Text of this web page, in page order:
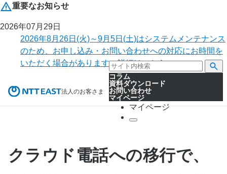
重要なお知らせ
2026年07月29日
2026年8月26日(火)～9月5日(土)はシステムメンテナンス
のため、お申し込み・お問い合わせへの対応にお時間を
いただく場合があります。詳細はこちら。
法人のお客さま
コラム
資料ダウンロード
お問い合わせ
マイページ
マイページ
クラウド電話への移行で、